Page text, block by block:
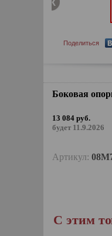
Поделиться
Боковая
13 084 руб.
будет 11.9.2026
Артикул:
С этим